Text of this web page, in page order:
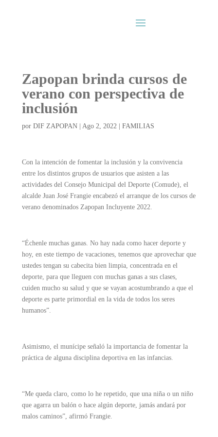
Zapopan brinda cursos de
verano con perspectiva de
inclusión
por DIF ZAPOPAN| Ago 2, 2022| FAMILIAS
Con la intención de fomentar la inclusión y la convivencia
entre los distintos grupos de usuarios que asisten a las
actividades del Consejo Municipal del Deporte (Comude), el
alcalde Juan José Frangie encabezó el arranque de los cursos de
verano denominados Zapopan Incluyente 2022.
“Échenle muchas ganas. No hay nada como hacer deporte y
hoy, en este tiempo de vacaciones, tenemos que aprovechar que
ustedes tengan su cabecita bien limpia, concentrada en el
deporte, para que lleguen con muchas ganas a sus clases,
cuiden mucho su salud y que se vayan acostumbrando a que el
deporte es parte primordial en la vida de todos los seres
humanos”.
Asimismo, el munícipe señaló la importancia de fomentar la
práctica de alguna disciplina deportiva en las infancias.
“Me queda claro, como lo he repetido, que una niña o un niño
que agarra un balón o hace algún deporte, jamás andará por
malos caminos”, afirmó Frangie.